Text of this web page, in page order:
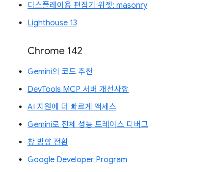
디스플레이용 편집기 위젯: masonry
Lighthouse 13
Chrome 142
Gemini의 코드 추천
DevTools MCP 서버 개선사항
AI 지원에 더 빠르게 액세스
Gemini로 전체 성능 트레이스 디버그
창 방향 전환
Google Developer Program